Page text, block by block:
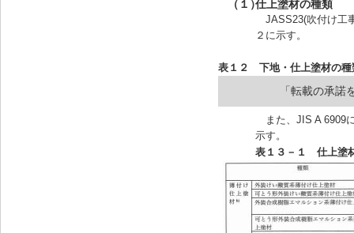
（１）仕上塗材の種類
JASS23(吹付け工
２に示す。
表１２ 下地・仕上塗材の種
「転載の承
また、JIS A 6909
示す。
表１３－１
仕上塗